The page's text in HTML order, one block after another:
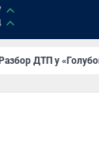
Разбор ДТП у